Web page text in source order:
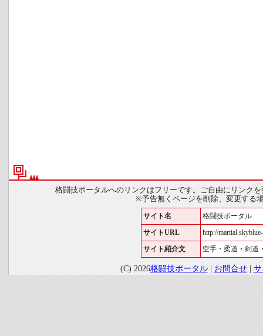
格闘技ポータルへのリンクはフリーです。ご自由にリンク
※予告無くページを削除、変更する
サイト名 格闘技ポータル
サイトURL http://
サイト紹介文 空手・柔道・剣道
(C) 2026格闘技ポータル| お問合せ|